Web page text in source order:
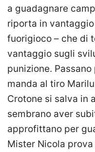
a guadagnare
riporta in
fuorigioco – che di
vantaggio sugli
punizione.
manda al tiro
Crotone si salva in
sembrano aver
approfittano per
Mister Nicola